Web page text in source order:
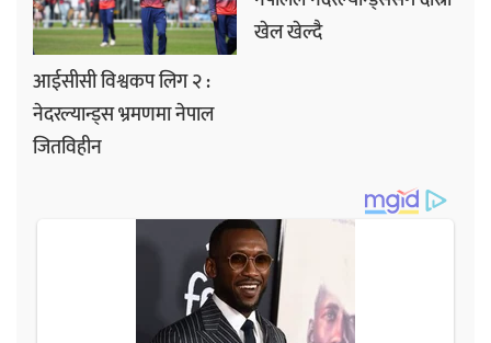
आईसीसी विश्वकप लिग २ :
नेदरल्यान्ड्स भ्रमणमा नेपाल
जितविहीन
खेल खेल्दै